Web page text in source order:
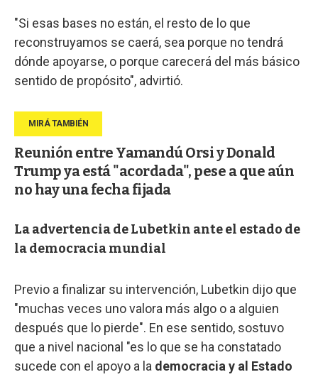
"Si esas bases no están, el resto de lo que
reconstruyamos se caerá, sea porque no tendrá
dónde apoyarse, o porque carecerá del más básico
sentido de propósito", advirtió.
Reunión entre Yamandú Orsi y Donald
Trump ya está "acordada", pese a que aún
no hay una fecha fijada
La advertencia de Lubetkin ante el estado de
la democracia mundial
Previo a finalizar su intervención, Lubetkin dijo que
"muchas veces uno valora más algo o a alguien
después que lo pierde". En ese sentido, sostuvo
que a nivel nacional "es lo que se ha constatado
sucede con el apoyo a la democracia y al Estado